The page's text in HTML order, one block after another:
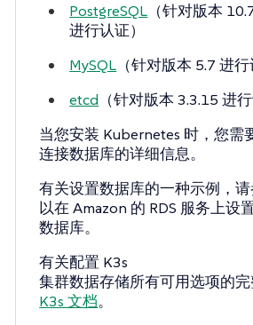
PostgreSQL （针对版本
进行认证）
MySQL （针对版本 5.7 进行
etcd （针对版本 3.3.15 进行
当您安装 Kubernetes 时，您需
连接数据库的详细信息。
有关设置数据库的一种示例，
以在 Amazon 的 RDS 服务上设
数据库。
有关配置 K3s
集群数据存储所有可用选项的
K3s 文档。